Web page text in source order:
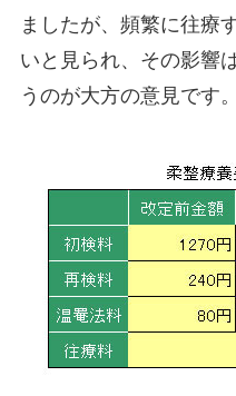
ましたが、頻繁に往療
いと見られ、その影響
うのが大方の意見です。